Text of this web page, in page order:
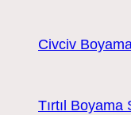
Civciv
Tırtıl Boyama